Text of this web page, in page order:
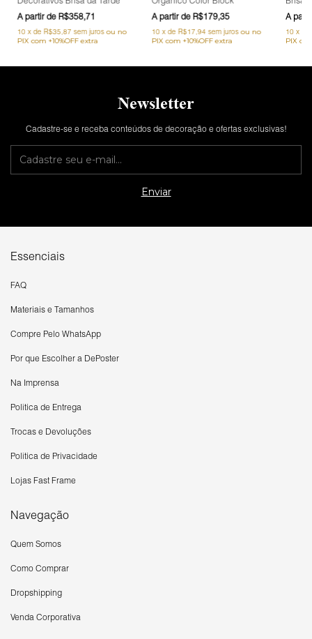
R$358,71
10 xde R$35,87 sem juros
R$179,35
10 xde R$17,94 sem juros 10 x
Newsletter
Cadastre-se e receba conteúdos de decoração e ofertas exclusivas!
Essenciais
FAQ
Materiais e Tamanhos
Compre Pelo WhatsApp
Por que Escolher a DePoster
Na Imprensa
Política de Entrega
Trocas e Devoluções
Política de Privacidade
Lojas Fast Frame
Navegação
Quem Somos
Como Comprar
Dropshipping
Venda Corporativa